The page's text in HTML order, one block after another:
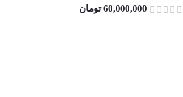
60,000,000 تومان